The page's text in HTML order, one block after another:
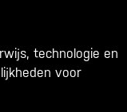
technologie en
voor